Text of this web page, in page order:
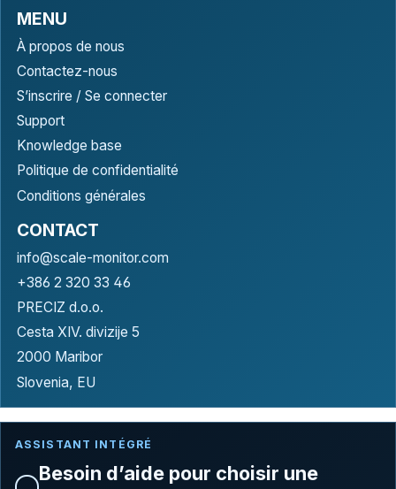
MENU
À propos de nous
Contactez-nous
S’inscrire / Se connecter
Support
Knowledge base
Politique de confidentialité
Conditions générales
CONTACT
info@scale-monitor.com
+386 2 320 33 46
PRECIZ d.o.o.
Cesta XIV. divizije 5
2000 Maribor
Slovenia, EU
ASSISTANT INTÉGRÉ
Besoin d’aide pour choisir une